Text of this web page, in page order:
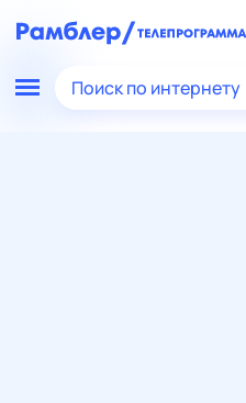
Поиск по интернету